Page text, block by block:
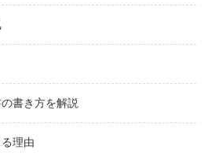
書き方を解説
理由